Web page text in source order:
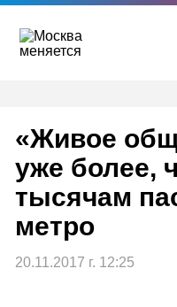
Перейти
содержимому
«Живое
уже более,
тысячам
метро
20.11.2017 г. 12:25